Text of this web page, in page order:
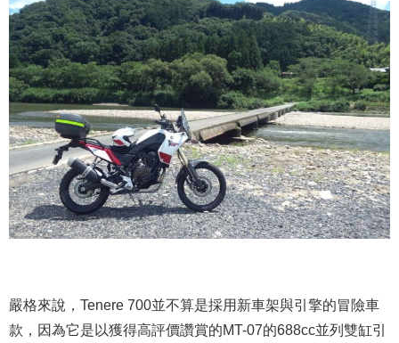
嚴格來說，Tenere 700並不算是採用新車架與引擎的冒險車
款，因為它是以獲得高評價讚賞的MT-07的688cc並列雙缸引